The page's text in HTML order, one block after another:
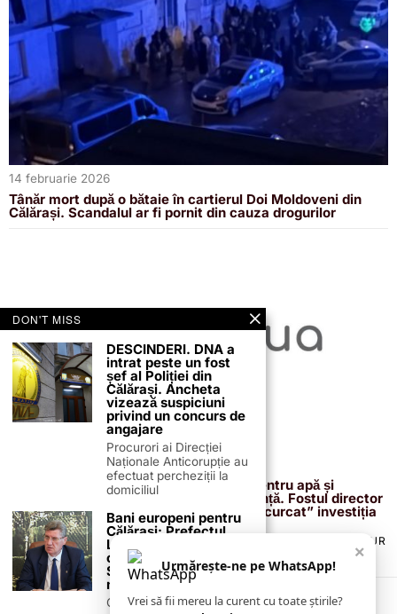
14 februarie 2026
Tânăr mort după o bătaie în cartierul Doi Moldoveni din
Călărași. Scandalul ar fi pornit din cauza drogurilor
13 februarie 2026
Proiectul de 400 de milioane de euro pentru apă și
canalizare, confirmat definitiv de instanță. Fostul director
reacționează după acuzațiile că ar fi „încurcat” investiția
TERMENI ȘI CONDIȚII
POLITICA DE ANULARE & RETUR
PUBLICITATE ONLINE & TIPĂRITĂ
CONTACT
ZIARUL ANUNȚUL CĂLĂRĂȘEAN
×
Urmărește-ne pe WhatsApp!
Vrei să fii mereu la curent cu toate știrile?
DON'T MISS
DESCINDERI. DNA a
intrat peste un fost
șef al Poliției din
Călărași. Ancheta
vizează suspiciuni
privind un concurs de
angajare
Procurori ai Direcției
Naționale Anticorupție au
efectuat percheziții la
domiciliul
Bani europeni pentru
Călărași: Prefectul
Laurențiu State anunță
colaborarea cu ADR
Sud-Muntenia pentru
noi finanțări
Călărașul se pregătește